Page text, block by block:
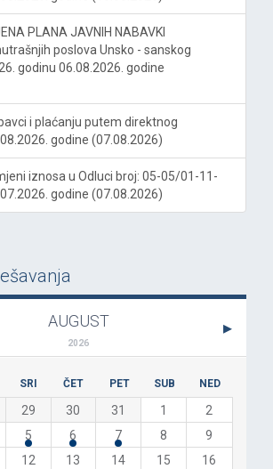
PLANA JAVNIH NABAVKI
poslova Unsko - sanskog
godinu 06.08.2026. godine
i plaćanju putem direktnog
godine (07.08.2026)
iznosa u Odluci broj: 05-05/01-11-
godine (07.08.2026)
AUGUST
2026
SRI ČET PET SUB NED
29 30 31 1
2
5 6 7 8
9
12 13 14 15
16